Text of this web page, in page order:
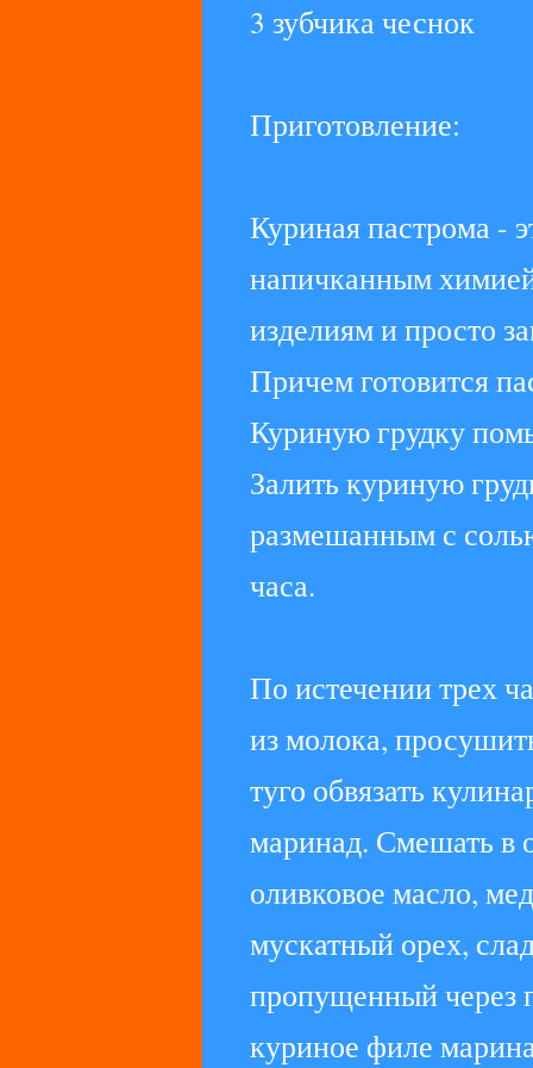
3 зубчика чеснок
Приготовление:
Куриная пастрома -
напичканным
изделиям и просто
Причем готовится
Куриную грудку
Залить куриную
размешанным с
часа.
По истечении трех
из молока,
туго обвязать
маринад. Смешать в
оливковое масло,
мускатный орех,
пропущенный через
куриное филе